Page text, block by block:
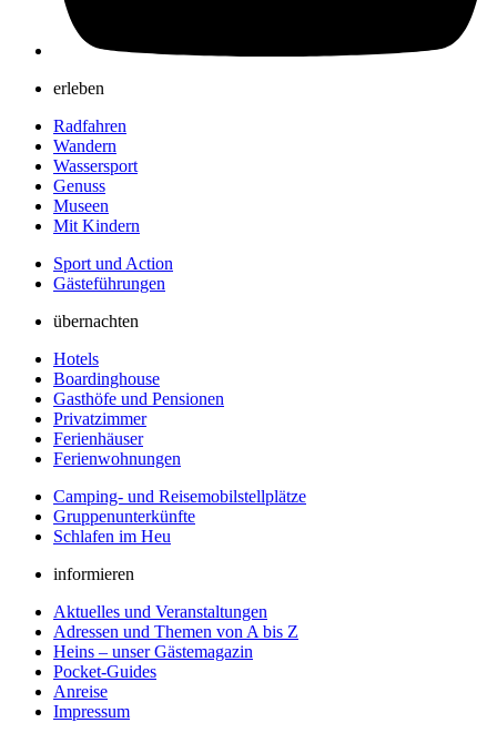
erleben
Radfahren
Wandern
Wassersport
Genuss
Museen
Mit Kindern
Sport und Action
Gästeführungen
übernachten
Hotels
Boardinghouse
Gasthöfe und Pensionen
Privatzimmer
Ferienhäuser
Ferienwohnungen
Camping- und Reisemobilstellplätze
Gruppenunterkünfte
Schlafen im Heu
informieren
Aktuelles und Veranstaltungen
Adressen und Themen von A bis Z
Heins – unser Gästemagazin
Pocket-Guides
Anreise
Impressum